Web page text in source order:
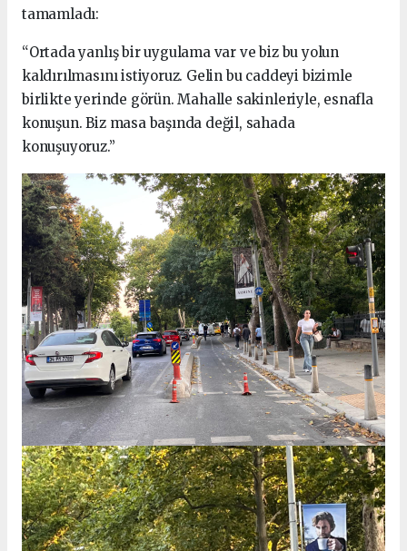
tamamladı:
“Ortada yanlış bir uygulama var ve biz bu yolun
kaldırılmasını istiyoruz. Gelin bu caddeyi bizimle
birlikte yerinde görün. Mahalle sakinleriyle, esnafla
konuşun. Biz masa başında değil, sahada
konuşuyoruz.”